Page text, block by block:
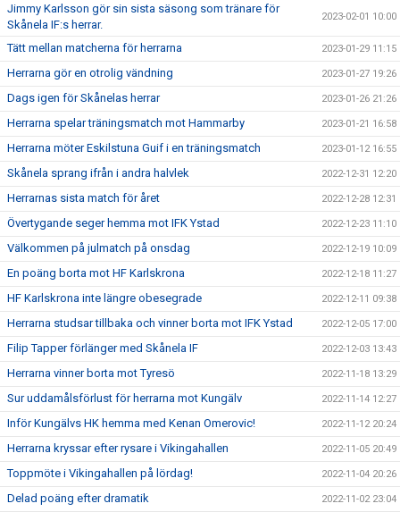
Jimmy Karlsson gör sin sista säsong som tränare för
Skånela IF:s herrar.
2023-02-01 10:00
Tätt mellan matcherna för herrarna 2023-01-29 11:15
Herrarna gör en otrolig vändning 2023-01-27 19:26
Dags igen för Skånelas herrar 2023-01-26 21:26
Herrarna spelar träningsmatch mot Hammarby 2023-01-21 16:58
Herrarna möter Eskilstuna Guif i en träningsmatch 2023-01-12 16:55
Skånela sprang ifrån i andra halvlek 2022-12-31 12:20
Herrarnas sista match för året 2022-12-28 12:31
Övertygande seger hemma mot IFK Ystad 2022-12-23 11:10
Välkommen på julmatch på onsdag 2022-12-19 10:09
En poäng borta mot HF Karlskrona 2022-12-18 11:27
HF Karlskrona inte längre obesegrade 2022-12-11 09:38
Herrarna studsar tillbaka och vinner borta mot IFK Ystad 2022-12-05 17:00
Filip Tapper förlänger med Skånela IF 2022-12-03 13:43
Herrarna vinner borta mot Tyresö 2022-11-18 13:29
Sur uddamålsförlust för herrarna mot Kungälv 2022-11-14 12:27
Inför Kungälvs HK hemma med Kenan Omerovic! 2022-11-12 20:24
Herrarna kryssar efter rysare i Vikingahallen 2022-11-05 20:49
Toppmöte i Vikingahallen på lördag! 2022-11-04 20:26
Delad poäng efter dramatik 2022-11-02 23:04